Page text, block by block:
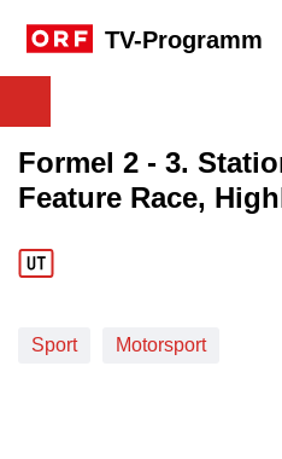
TV-Programm
Formel 2 - 3.
Feature Race,
Sport Motorsport